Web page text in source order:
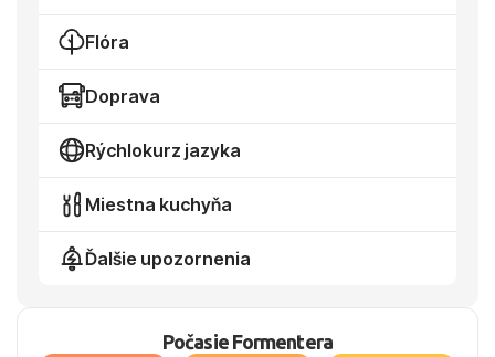
Flóra
Doprava
Rýchlokurz jazyka
Miestna kuchyňa
Ďalšie upozornenia
Počasie Formentera